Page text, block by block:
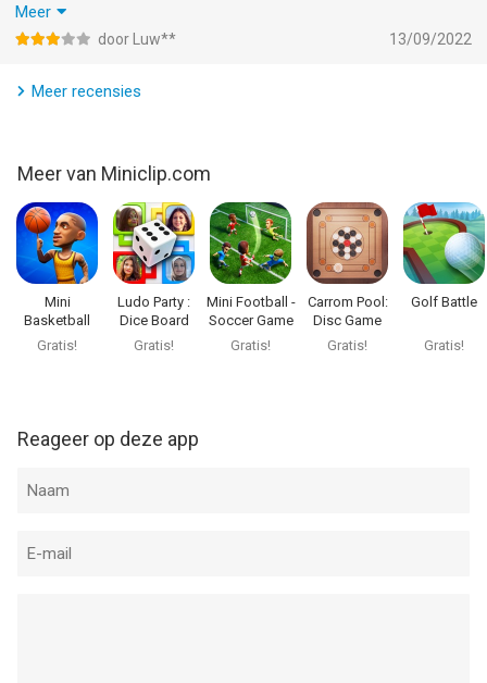
--
Informatie voor Cricket Leagueis het laatst vergeleken op 8
Aug om 06:58.
'payement' for the game. So you didn't get to play and the
chance to win the game but you lose your 'money'.
review...
Meer
door Luw** 13/09/2022
Meer recensies
Meer van Miniclip.com
Mini
Basketball
Gratis!
Ludo Party :
Dice Board
Game
Gratis!
Mini Football -
Soccer Game
Gratis!
Carrom Pool:
Disc Game
Gratis!
Golf Battle
Gratis!
Reageer op deze app